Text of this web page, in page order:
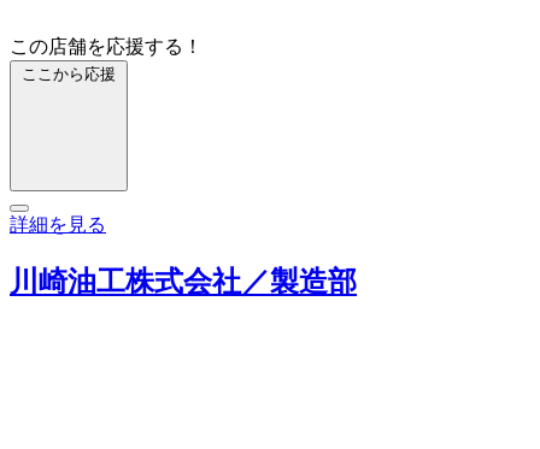
この店舗を応援する！
ここから応援
詳細を見る
川崎油工株式会社／製造部